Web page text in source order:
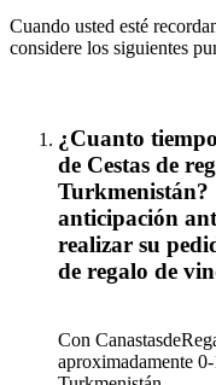
Cuando usted esté
considere los siguientes
¿Cuanto
de Cestas de
Turkmenistán?
anticipación
realizar su
de regalo de
Con
aproximadamente